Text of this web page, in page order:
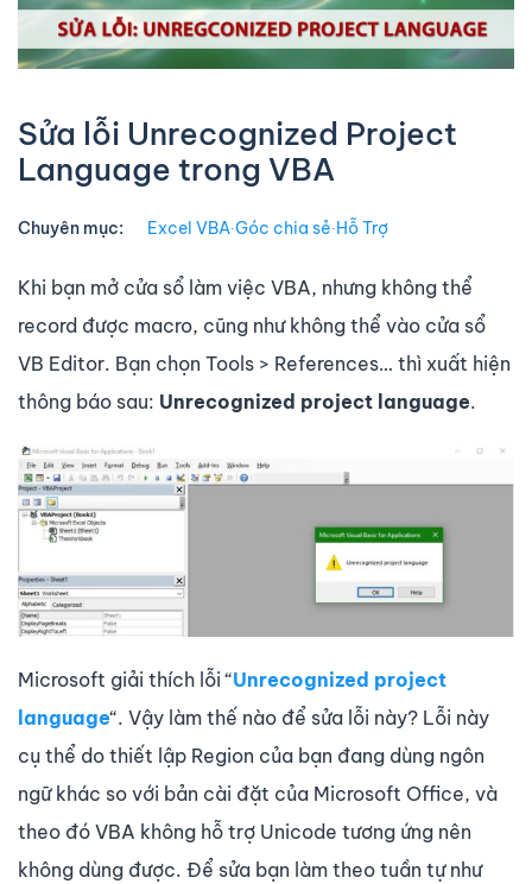
Sửa lỗi Unrecognized Project
Language trong VBA
Chuyên mục: Excel VBA∙Góc chia sẻ∙Hỗ Trợ
Khi bạn mở cửa sổ làm việc VBA, nhưng không thể
record được macro, cũng như không thể vào cửa sổ
VB Editor. Bạn chọn Tools > References… thì xuất hiện
thông báo sau: Unrecognized project language.
Microsoft giải thích lỗi “Unrecognized project
language“. Vậy làm thế nào để sửa lỗi này? Lỗi này
cụ thể do thiết lập Region của bạn đang dùng ngôn
ngữ khác so với bản cài đặt của Microsoft Office, và
theo đó VBA không hỗ trợ Unicode tương ứng nên
không dùng được. Để sửa bạn làm theo tuần tự như